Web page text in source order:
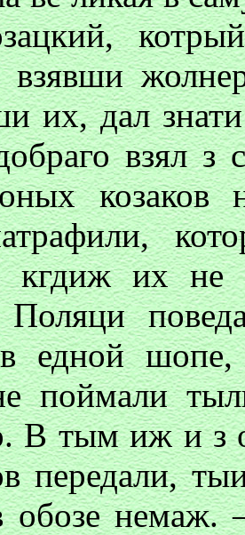
взявши
их, дал
взял
козаков
кгдиж их не
едной шопе,
поймали
В тым иж и з
передали,
обозе немаж.